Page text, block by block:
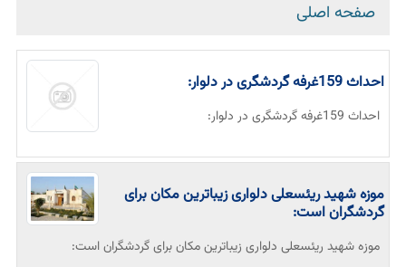
صفحه اصلی
احداث 159غرفه گردشگری در دلوار:
احداث 159غرفه گردشگری در دلوار:
موزه شهید ریئسعلی دلواری زیباترین مکان برای
گردشگران است:
موزه شهید ریئسعلی دلواری زیباترین مکان برای گردشگران است: